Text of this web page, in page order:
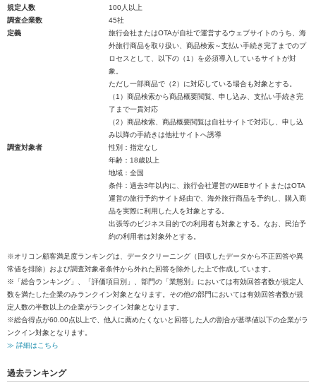
規定人数
100人以上
調査企業数
45社
定義
旅行会社またはOTAが自社で運営するウェブサイトのうち、海
外旅行商品を取り扱い、商品検索～支払い手続き完了までのプ
ロセスとして、以下の（1）を必須導入しているサイトが対
象。
ただし一部商品で（2）に対応している場合も対象とする。
（1）商品検索から商品概要閲覧、申し込み、支払い手続き完
了まで一貫対応
（2）商品検索、商品概要閲覧は自社サイトで対応し、申し込
み以降の手続きは他社サイトへ誘導
調査対象者
性別：指定なし
年齢：18歳以上
地域：全国
条件：過去3年以内に、旅行会社運営のWEBサイトまたはOTA
運営の旅行予約サイト経由で、海外旅行商品を予約し、購入商
品を実際に利用した人を対象とする。
出張等のビジネス目的での利用者も対象とする。なお、民泊予
約の利用者は対象外とする。
※オリコン顧客満足度ランキングは、データクリーニング（回収したデータから不正回答や異
常値を排除）および調査対象者条件から外れた回答を除外した上で作成しています。
※「総合ランキング」、「評価項目別」、部門の「業態別」においては有効回答者数が規定人
数を満たした企業のみランクイン対象となります。その他の部門においては有効回答者数が規
定人数の半数以上の企業がランクイン対象となります。
※総合得点が60.00点以上で、他人に薦めたくないと回答した人の割合が基準値以下の企業がラ
ンクイン対象となります。
≫ 詳細はこちら
過去ランキング